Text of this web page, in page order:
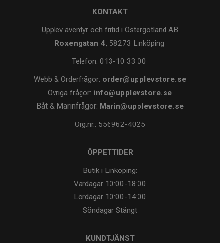
KONTAKT
Upplev äventyr och fritid i Östergötland AB
Roxengatan 4, 58273 Linköping
Telefon: 013-10 33 00
Webb & Orderfrågor: order@upplevstore.se
Övriga frågor: info@upplevstore.se
Båt & Marinfrågor: Marin@upplevstore.se
Org.nr.: 556962-4025
ÖPPETTIDER
Butik i Linköping:
Vardagar 10:00-18:00
Lördagar 10:00-14:00
Söndagar Stängt
KUNDTJÄNST